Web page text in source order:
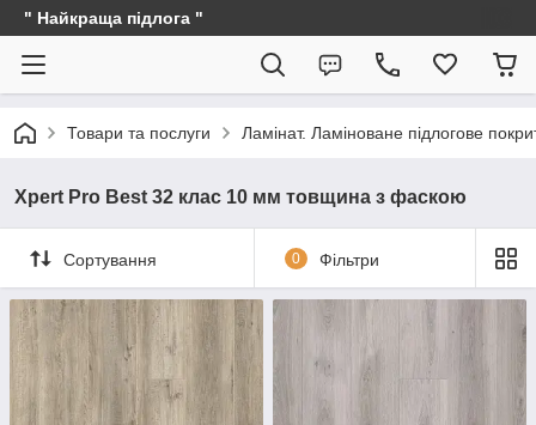
" Найкраща підлога "
Товари та послуги Ламінат. Ламіноване підлогове
Xpert Pro Best 32 клас 10 мм товщина з фаскою
Сортування 0 Фільтри